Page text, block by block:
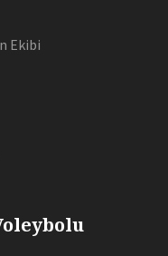
Ekibi